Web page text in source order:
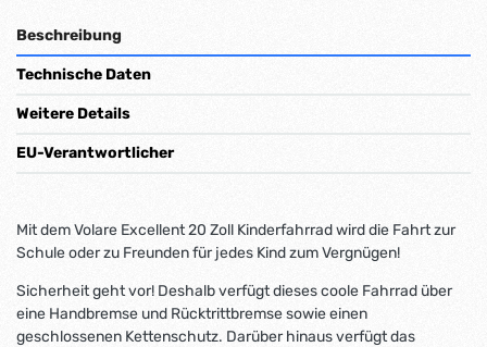
Beschreibung
Technische Daten
Weitere Details
EU-Verantwortlicher
Mit dem Volare Excellent 20 Zoll Kinderfahrrad wird die Fahrt zur
Schule oder zu Freunden für jedes Kind zum Vergnügen!
Sicherheit geht vor! Deshalb verfügt dieses coole Fahrrad über
eine Handbremse und Rücktrittbremse sowie einen
geschlossenen Kettenschutz. Darüber hinaus verfügt das